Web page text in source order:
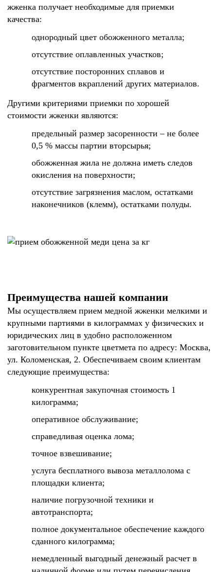
жженка получает необходимые для приемки
качества:
однородный цвет обожженного металла;
отсутствие оплавленных участков;
отсутствие посторонних сплавов и
фрагментов вкраплений других материалов.
Другими критериями приемки по хорошей
стоимости жженки являются:
предельный размер засоренности – не более
0,5 % массы партии вторсырья;
обожженная жила не должна иметь следов
окисления на поверхности;
отсутствие загрязнения маслом, остатками
наконечников (клемм), остатками полуды.
Преимущества нашей компании
Мы осуществляем прием медной жженки мелкими и
крупными партиями в килограммах у физических и
юридических лиц в удобно расположенном
заготовительном пункте цветмета по адресу: Москва,
ул. Коломенская, 2. Обеспечиваем своим клиентам
следующие преимущества:
конкурентная закупочная стоимость 1
килограмма;
оперативное обслуживание;
справедливая оценка лома;
точное взвешивание;
услуга бесплатного вывоза металлолома с
площадки клиента;
наличие погрузочной техники и
автотранспорта;
полное документальное обеспечение каждого
сданного килограмма;
немедленный выгодный денежный расчет в